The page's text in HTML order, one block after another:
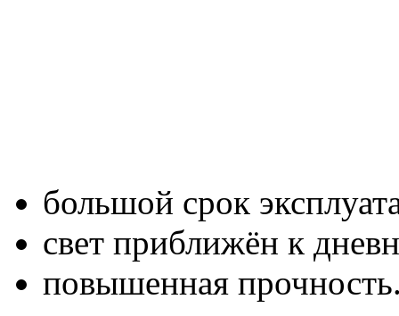
большой срок
свет приближён к
повышенная